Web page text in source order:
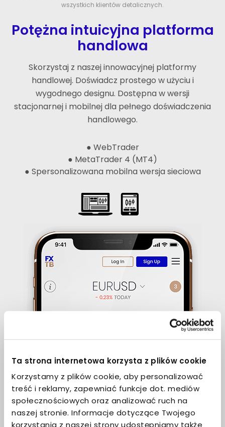
Ta strona internetowa korzysta z plików cookie
Korzystamy z plików cookie, aby personalizować
treść i reklamy, zapewniać funkcje dot. mediów
społecznościowych oraz analizować ruch na
naszej stronie. Informacje dotyczące Twojego
korzystania z naszej strony udostępniamy także
wszystkich klientów detalicznych.
Potężna intuicyjna platforma
handlowa
Skorzystaj z naszej innowacyjnej platformy
handlowej. Doświadcz prostego w użyciu i
wygodnego designu. Dostępna w wersji
stacjonarnej i mobilnej dla pełnego doświadczenia
handlowego.
● WebTrader
● MetaTrader 4 (MT4)
● Spersonalizowana mobilna wersja sieciowa